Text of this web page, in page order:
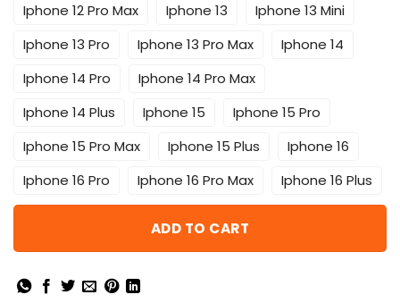
Iphone 12 Pro Max
Iphone 13
Iphone 13 Mini
Iphone 13 Pro
Iphone 13 Pro Max
Iphone 14
Iphone 14 Pro
Iphone 14 Pro Max
Iphone 14 Plus
Iphone 15
Iphone 15 Pro
Iphone 15 Pro Max
Iphone 15 Plus
Iphone 16
Iphone 16 Pro
Iphone 16 Pro Max Iphone 16 Plus
ADD TO CART